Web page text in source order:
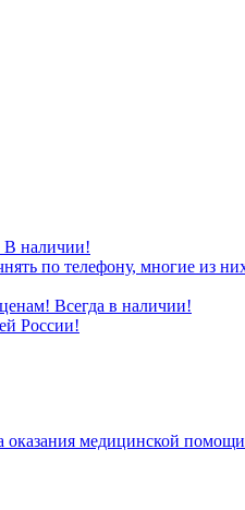
В наличии!
по телефону, многие из
Всегда в наличии!
России!
медицинской